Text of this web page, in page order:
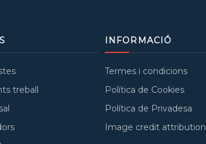
treball
INFORMACIÓ
Termes i condicions
Política de Cookies
Política de Privadesa
Image credit attribution